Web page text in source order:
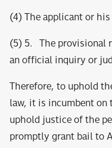
(4) The applicant or
(5) 5. The provisional
an official inquiry or
Therefore, to uphold
law, it is incumbent
uphold justice of the
promptly grant bail to